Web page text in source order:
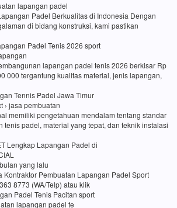
lapangan padel
Padel Berkualitas di Indonesia Dengan
di bidang konstruksi, kami pastikan
Padel Tenis 2026 sport
lapangan padel tenis 2026 berkisar Rp
000 tergantung kualitas material, jenis lapangan,
Tennis Padel Jawa Timur
› jasa pembuatan
memiliki pengetahuan mendalam tentang standar
tenis padel, material yang tepat, dan teknik instalasi
Lengkap Lapangan Padel di
yang lalu
Kontraktor Pembuatan Lapangan Padel Sport
8773 (WA/Telp) atau klik
Padel Tenis Pacitan sport
lapangan padel te